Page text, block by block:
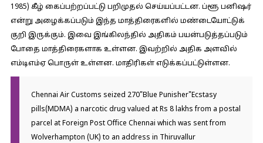
1985) கீழ் கைப்பற்றப்பட்டு பறிமுதல் செய்யப்பட்டன. ப்ளூ பனிஷர்
என்று அழைக்கப்படும் இந்த மாத்திரைகளில் மண்டையோட்டுக்
குறி இருக்கும். இவை இங்கிலந்தில் அதிகம் பயன்படுத்தப்படும்
போதை மாத்திரைகளாக உள்ளன. இவற்றில் அதிக அளவில்
எம்டிஎம்ஏ பொருள் உள்ளன. மாதிரிகள் எடுக்கப்பட்டுள்ளன.
Chennai Air Customs seized 270"Blue Punisher"Ecstasy
pills(MDMA) a narcotic drug valued at Rs 8 lakhs from a postal
parcel at Foreign Post Office Chennai which was sent from
Wolverhampton (UK) to an address in Thiruvallur